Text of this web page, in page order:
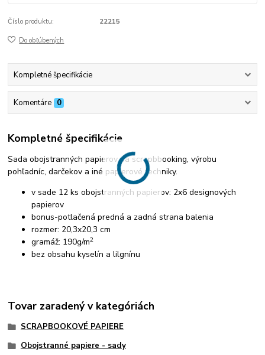
Číslo produktu: 22215
Do obľúbených
Kompletné špecifikácie
Komentáre 0
Kompletné špecifikácie
Sada obojstranných papierov na scrapbbooking, výrobu
pohľadníc, darčekov a iné papierové techniky.
v sade 12 ks obojstranných papierov: 2x6 designových
papierov
bonus-potlačená predná a zadná strana balenia
rozmer: 20,3x20,3 cm
gramáž: 190g/m2
bez obsahu kyselín a lilgnínu
Tovar zaradený v kategóriách
SCRAPBOOKOVÉ PAPIERE
Obojstranné papiere - sady